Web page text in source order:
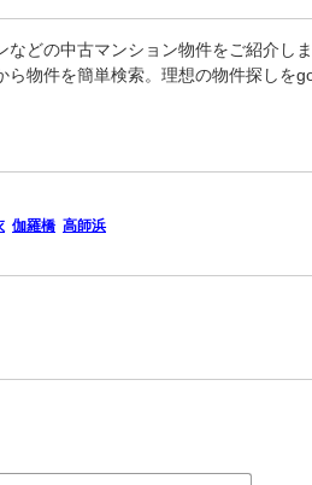
どの中古マンション物件をご紹介し
物件を簡単検索。理想の物件探しを
伽羅橋 高師浜